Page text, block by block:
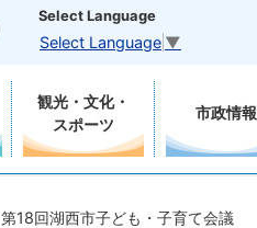
Select Language
Select Language ▼
観光・文化・
スポーツ
市政情報
18回湖西市子ども・子育て会議